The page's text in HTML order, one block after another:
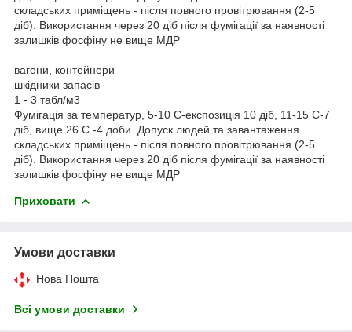
складських приміщень - після повного провітрювання (2-5
діб). Використання через 20 діб після фумігації за наявності
залишків фосфіну не вище МДР
вагони, контейнери
шкідники запасів
1 - 3 табл/м3
Фумігація за температур, 5-10 С-експозиція 10 діб, 11-15 С-7
діб, вище 26 С -4 доби. Допуск людей та завантаження
складських приміщень - після повного провітрювання (2-5
діб). Використання через 20 діб після фумігації за наявності
залишків фосфіну не вище МДР
Приховати
Умови доставки
Нова Пошта
Всі умови доставки